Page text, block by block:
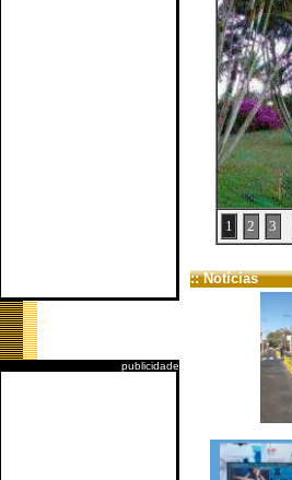
publicidade
1 2 3
:: Notícias